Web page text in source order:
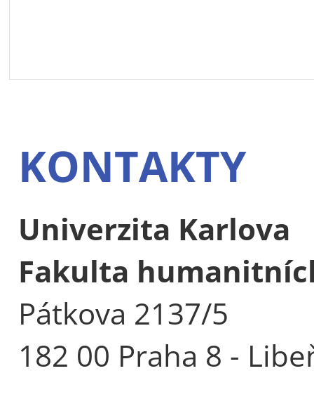
KONTAKTY
Univerzita Karlova
Fakulta
Pátkova 2137/5
182 00 Praha 8 -